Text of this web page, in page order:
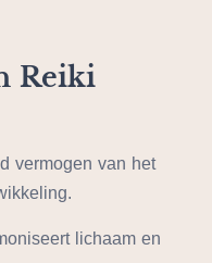
Reiki
vermogen van het
lichaam en